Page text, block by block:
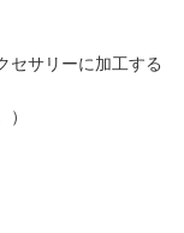
サリーに加工する